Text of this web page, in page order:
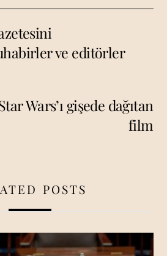
ve editörler
Wars’ı gişede dağıtan
film
POSTS